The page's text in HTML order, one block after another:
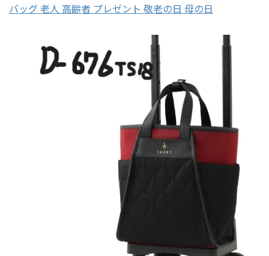
バッグ 老人 高齢者 プレゼント 敬老の日 母の日